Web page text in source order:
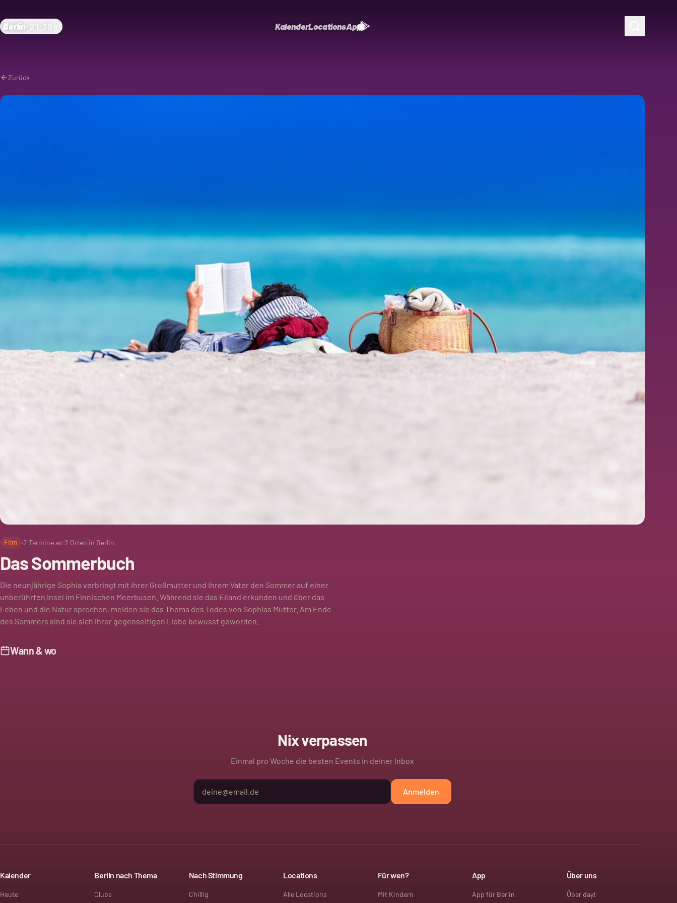
Berlin 21:39 KalenderLocationsApp
Zurück
Film ·2 Termine an 2 Orten in Berlin
Das Sommerbuch
Die neunjährige Sophia verbringt mit ihrer Großmutter und ihrem Vater den Sommer auf einer
unberührten Insel im Finnischen Meerbusen. Während sie das Eiland erkunden und über das
Leben und die Natur sprechen, meiden sie das Thema des Todes von Sophias Mutter. Am Ende
des Sommers sind sie sich ihrer gegenseitigen Liebe bewusst geworden.
Wann & wo
Nix verpassen
Einmal pro Woche die besten Events in deiner Inbox
Anmelden
Kalender
Heute
Berlin nach Thema
Clubs
Nach Stimmung
Chillig
Locations
Alle Locations
Für wen?
Mit Kindern
App
App für Berlin
Über uns
Über dayt